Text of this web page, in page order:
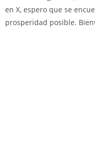
en X, espero que se
prosperidad posible.